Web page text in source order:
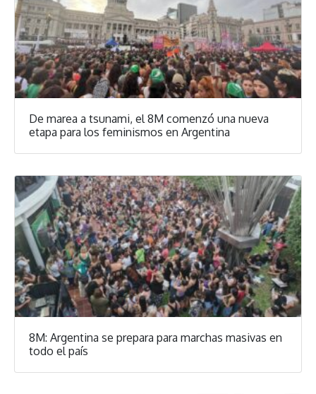
De marea a tsunami, el 8M comenzó una nueva
etapa para los feminismos en Argentina
8M: Argentina se prepara para marchas masivas en
todo el país